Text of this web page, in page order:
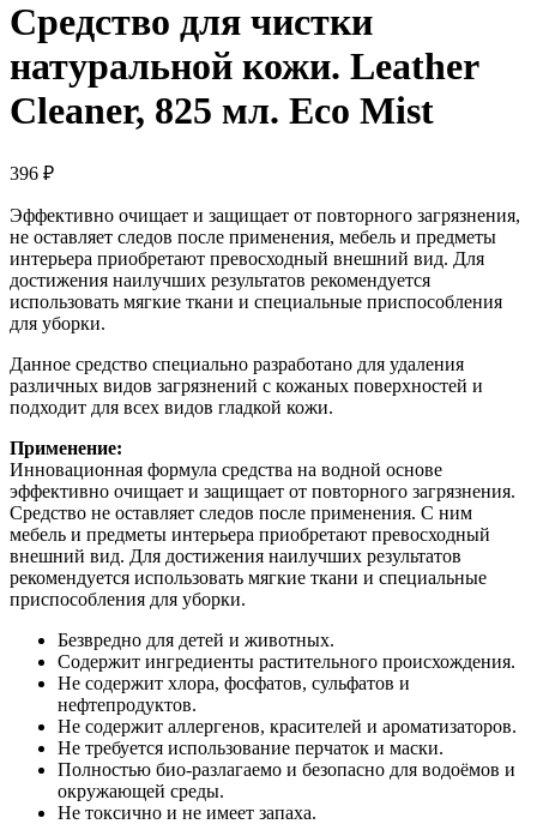
Средство для чистки
натуральной кожи. Leather
Cleaner, 825 мл. Eco Mist
396 ₽
Эффективно очищает и защищает от повторного загрязнения,
не оставляет следов после применения, мебель и предметы
интерьера приобретают превосходный внешний вид. Для
достижения наилучших результатов рекомендуется
использовать мягкие ткани и специальные приспособления
для уборки.
Данное средство специально разработано для удаления
различных видов загрязнений с кожаных поверхностей и
подходит для всех видов гладкой кожи.
Применение:
Инновационная формула средства на водной основе
эффективно очищает и защищает от повторного загрязнения.
Средство не оставляет следов после применения. С ним
мебель и предметы интерьера приобретают превосходный
внешний вид. Для достижения наилучших результатов
рекомендуется использовать мягкие ткани и специальные
приспособления для уборки.
Безвредно для детей и животных.
Содержит ингредиенты растительного происхождения.
Не содержит хлора, фосфатов, сульфатов и
нефтепродуктов.
Не содержит аллергенов, красителей и ароматизаторов.
Не требуется использование перчаток и маски.
Полностью био-разлагаемо и безопасно для водоёмов и
окружающей среды.
Не токсично и не имеет запаха.